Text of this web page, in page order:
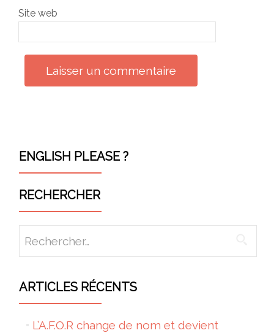
Site web
ENGLISH PLEASE ?
RECHERCHER
ARTICLES RÉCENTS
L’A.F.O.R change de nom et devient